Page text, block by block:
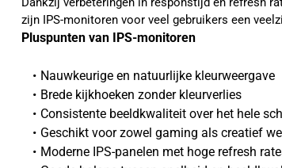
zijn IPS-monitoren voor veel gebruikers een
Pluspunten van IPS-monitoren
Nauwkeurige en natuurlijke kleurweergave
Brede kijkhoeken zonder kleurverlies
Consistente beeldkwaliteit over het hele
Geschikt voor zowel gaming als creatief
Moderne IPS-panelen met hoge refresh